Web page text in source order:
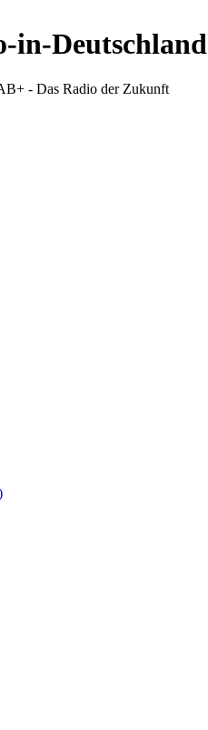
in-Deutschland
- Das Radio der Zukunft